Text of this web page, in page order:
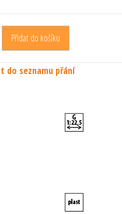
Přidat do košíku
do seznamu přání